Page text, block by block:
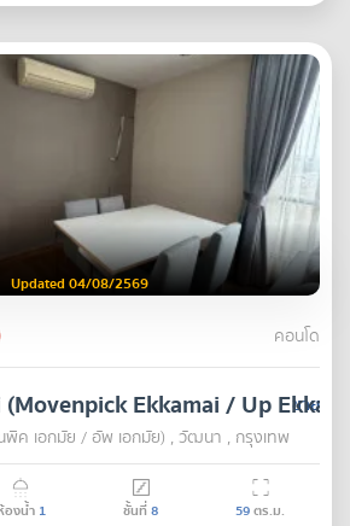
Updated 04/08/2569
คอนโด
ขาย
Ekkamai / Up
นพิค เอกมัย / อัพ เอกมัย) , วัฒนา , กรุงเทพ
องน้ำ 1 ชั้นที่8 59ตร.ม.